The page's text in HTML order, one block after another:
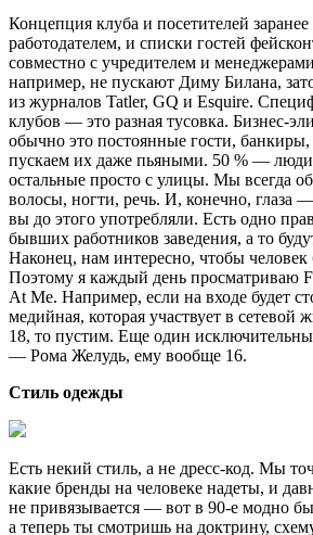
Концепция клуба и посетителей заранее
работодателем, и списки гостей
совместно с учредителем и
например, не пускают Диму Билана,
из журналов Tatler, GQ и Esquire.
клубов — это разная тусовка. Бизнес-
обычно это постоянные гости,
пускаем их даже пьяными. 50 % — люди
остальные просто с улицы. Мы всегда
волосы, ногти, речь. И, конечно, глаза
вы до этого употребляли. Есть одно
бывших работников заведения, а то
Наконец, нам интересно, чтобы человек
Поэтому я каждый день просматриваю
At Me. Например, если на входе будет
медийная, которая участвует в сетевой
18, то пустим. Еще один
— Рома Желудь, ему вообще 16.
Стиль одежды
Есть некий стиль, а не дресс-код. Мы
какие бренды на человеке надеты, и
не привязывается — вот в 90-е модно
а теперь ты смотришь на доктрину,